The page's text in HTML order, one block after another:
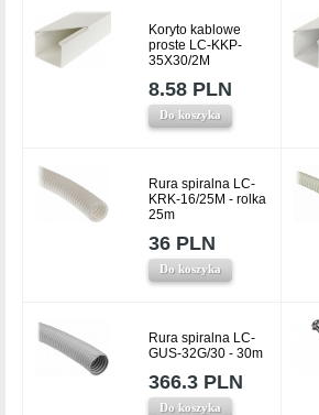
Koryto kablowe
proste LC-KKP-
35X30/2M
8.58 PLN
Do koszyka
Rura spiralna LC-
KRK-16/25M - rolka
25m
36 PLN
Do koszyka
Rura spiralna LC-
GUS-32G/30 - 30m
366.3 PLN
Do koszyka